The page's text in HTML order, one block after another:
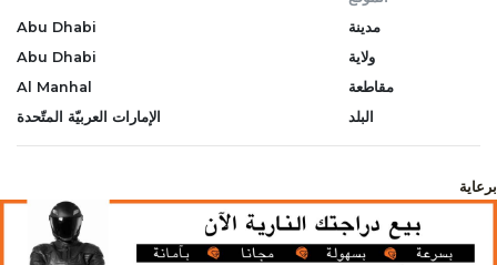
مدينة
Abu Dhabi
ولاية
Abu Dhabi
مقاطعة
Al Manhal
البلد
الإمارات العربيّة المتّحدة
برعاية